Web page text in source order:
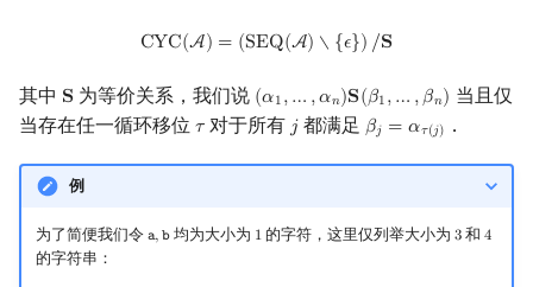
CYC(A) = (SEQ(A) ∖ {𝜖}) /𝐒
CYC( A)= (SEQ(A )∖{ ϵ )/S
其中 𝐒
S 为等价关系，我们说 (𝛼1,… ,𝛼𝑛)𝐒(𝛽1,… ,𝛽𝑛)
(α1,…,αn)S(β1,…,βn )
当且仅
当存在任一循环移位 𝜏
τ 对于所有 𝑗
j都满足 𝛽𝑗 = 𝛼𝜏(𝑗)
βj=ατ(j) ．
例
为了简便我们令 𝚊,𝚋
a, b均为大小为 1
1 的字符，这里仅列举大小为 3
3 和4
4
的字符串：